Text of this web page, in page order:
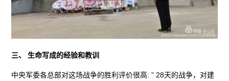
三、 生命写成的经验和教训
中央军委各总部对这场战争的胜利评价很高: ” 28天的战争，对建